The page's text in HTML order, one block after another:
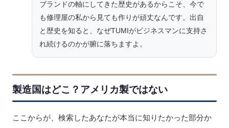
ブランドの軸にしてきた歴史があるからこそ、今で
も修理屋の私から見ても作りが頑丈なんです。出自
と歴史を知ると、なぜTUMIがビジネスマンに支持さ
れ続けるのかが腑に落ちますよ。
製造国はどこ？アメリカ製ではない
ここからが、検索したあなたが本当に知りたかった部分か